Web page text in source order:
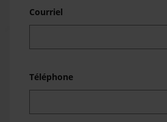
Courriel
Téléphone